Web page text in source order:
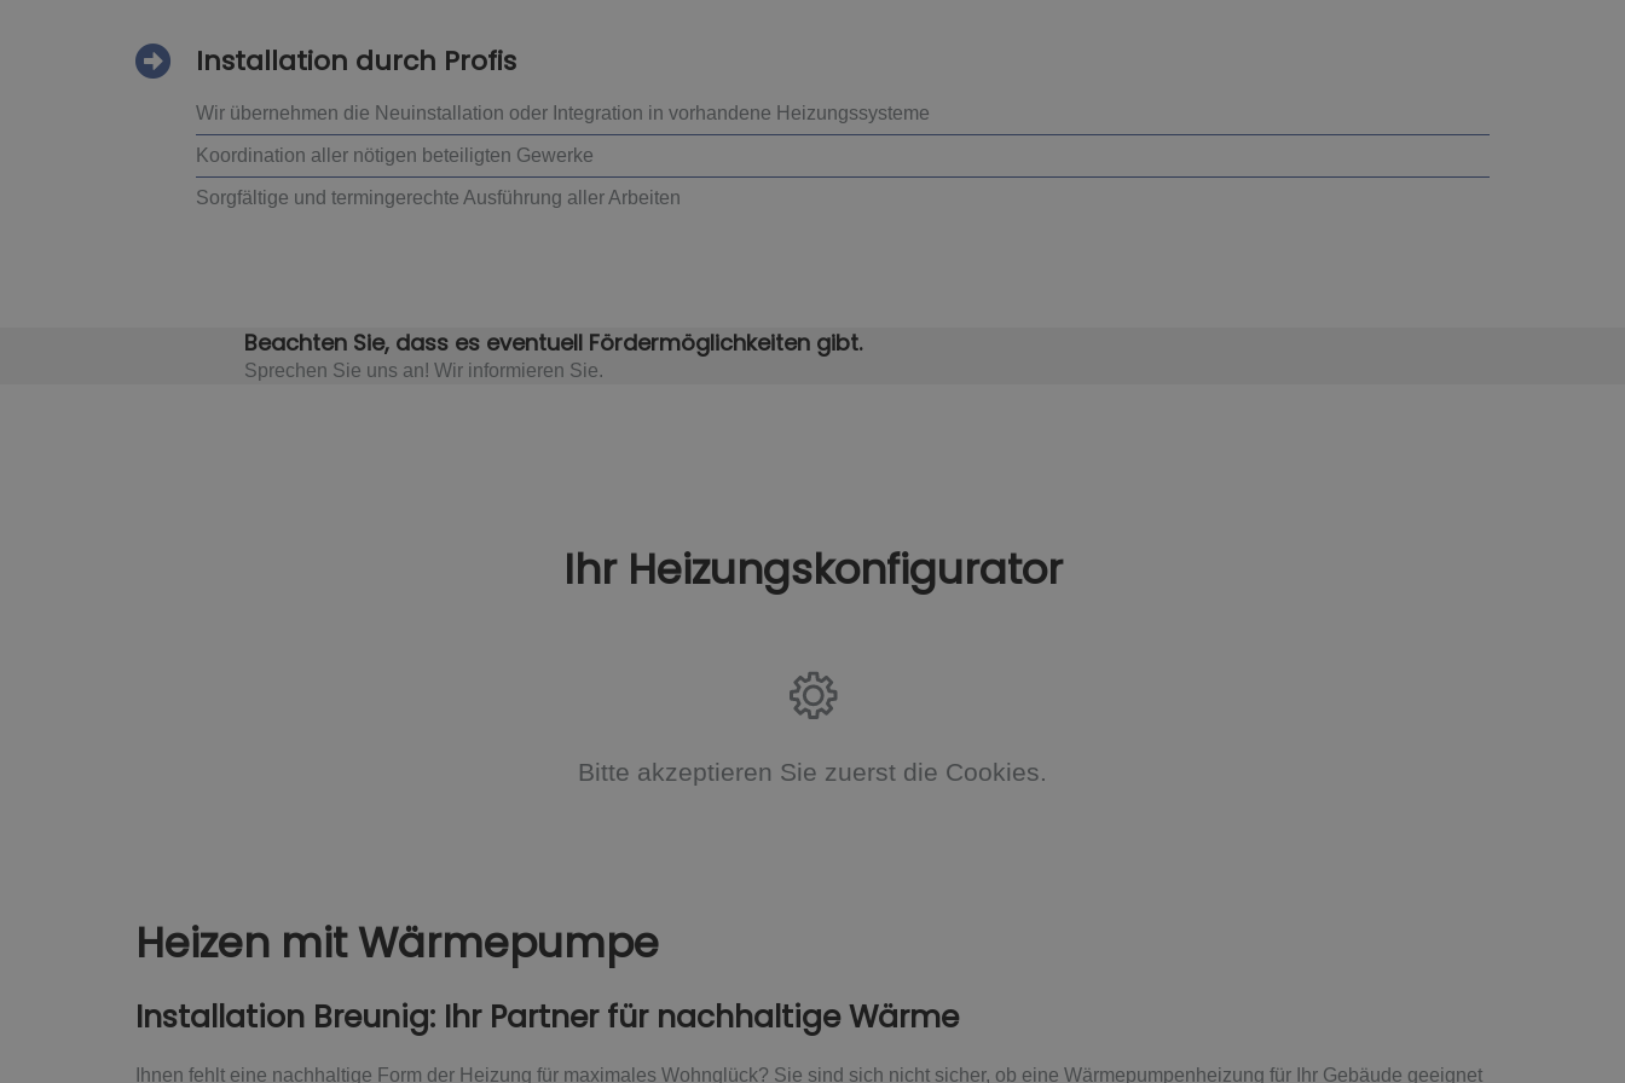
Installation durch Profis
Wir übernehmen die Neuinstallation oder Integration in vorhandene Heizungssysteme
Koordination aller nötigen beteiligten Gewerke
Sorgfältige und termingerechte Ausführung aller Arbeiten
Beachten Sie, dass es eventuell Fördermöglichkeiten gibt.
Sprechen Sie uns an! Wir informieren Sie.
Ihr Heizungskonfigurator
Bitte akzeptieren Sie zuerst die Cookies.
Heizen mit Wärmepumpe
Installation Breunig: Ihr Partner für nachhaltige Wärme
Ihnen fehlt eine nachhaltige Form der Heizung für maximales Wohnglück? Sie sind sich nicht sicher, ob eine Wärmepumpenheizung für Ihr Gebäude geeignet